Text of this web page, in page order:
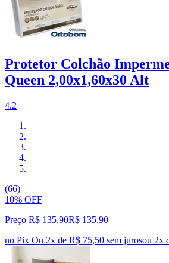
Protetor Colchão
Queen 2,00x1,60x30 Alt
4.2
(66)
10% OFF
Preço R$ 135,90R$ 135,90
no Pix Ou 2x de R$ 75,50 sem jurosou 2x